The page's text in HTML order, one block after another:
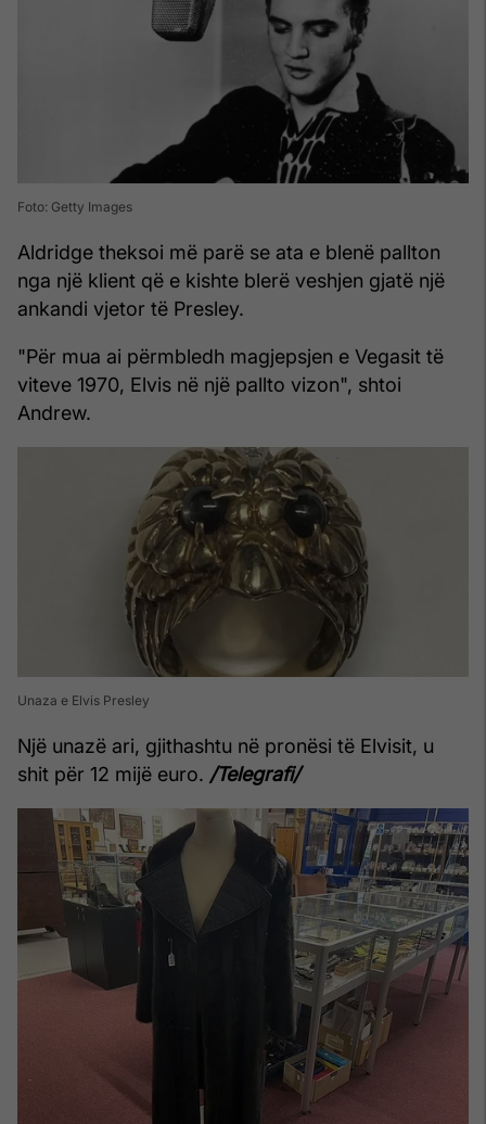
Foto: Getty Images
Aldridge theksoi më parë se ata e blenë pallton
nga një klient që e kishte blerë veshjen gjatë një
ankandi vjetor të Presley.
"Për mua ai përmbledh magjepsjen e Vegasit të
viteve 1970, Elvis në një pallto vizon", shtoi
Andrew.
Unaza e Elvis Presley
Një unazë ari, gjithashtu në pronësi të Elvisit, u
shit për 12 mijë euro. /Telegrafi/